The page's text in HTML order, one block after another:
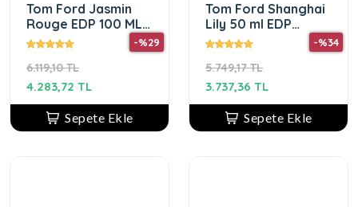
Tom Ford Jasmin
Rouge EDP 100 ML
Unisex Parfüm
6.119,10 TL
-%29
4.283,72 TL
Sepete Ekle
Tom Ford Shanghai
Lily 50 ml EDP
Unisex Parfüm
5.749,17 TL
-%34
3.737,36 TL
Sepete Ekle